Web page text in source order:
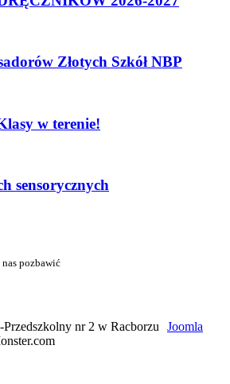
Złotych Szkół NBP
w terenie!
sensorycznych
pozbawić
nr 2 w Racborzu Joomla